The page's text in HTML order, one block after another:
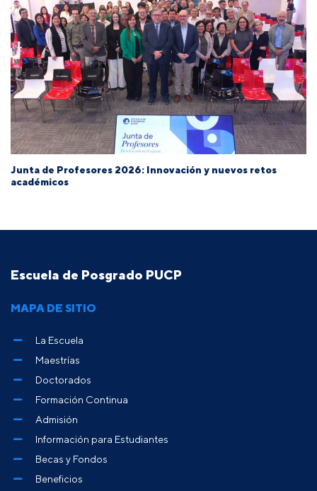
Junta de Profesores 2026: Innovación y nuevos retos
académicos
Escuela de Posgrado PUCP
MAPA DE SITIO
La Escuela
Maestrías
Doctorados
Formación Continua
Admisión
Información para Estudiantes
Becas y Fondos
Beneficios